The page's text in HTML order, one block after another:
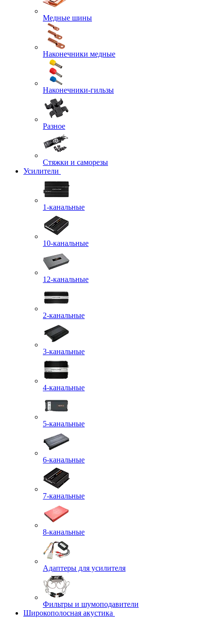
Медные шины
Наконечники медные
Наконечники-гильзы
Разное
Стяжки и саморезы
Усилители
1-канальные
10-канальные
12-канальные
2-канальные
3-канальные
4-канальные
5-канальные
6-канальные
7-канальные
8-канальные
Адаптеры для усилителя
Фильтры и шумоподавители
Широкополосная акустика